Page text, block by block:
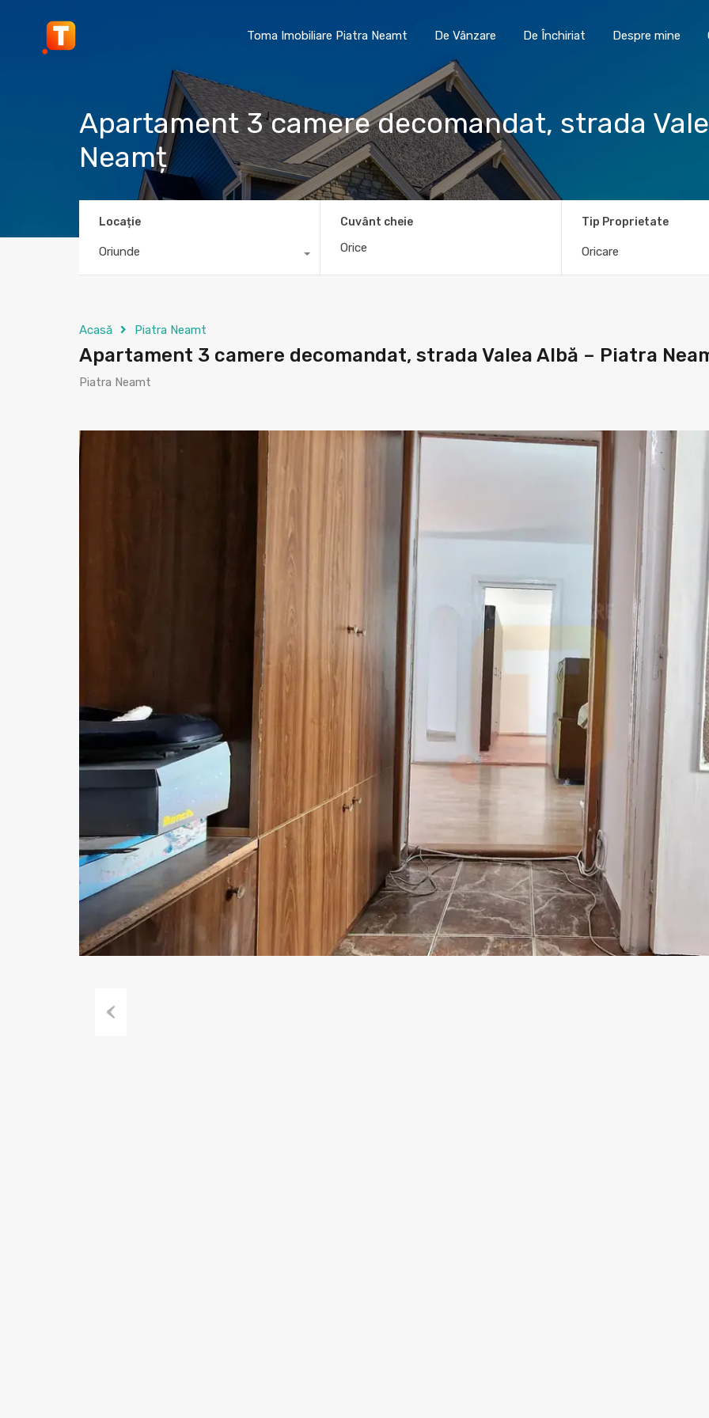
Toma Imobiliare Piatra Neamt De Vânzare De
Toma Imobiliare Piatra Neamt De Vânzare De Închiriat Despre mine
Apartament 3 camere decomandat, strada
Neamț
Locație
Oriunde
Cuvânt cheie Tip Proprietate
Oricare
Acasă Piatra Neamt
Apartament 3 camere decomandat, strada Valea Albă – Piatra
Piatra Neamt